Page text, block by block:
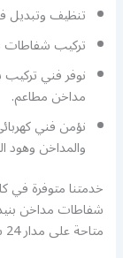
تنظيف وتبديل
تركيب شفاطات
نوفر فني تركيب
مداخن مطاعم.
نؤمن فني
والمداخن
خدمتنا متوفرة في
شفاطات مداخن
متاحة على مدار 24 ساعة وطيلة أيام الأسبوع وبأسعار رخيصة.